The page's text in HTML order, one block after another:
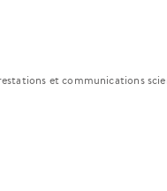
et communications